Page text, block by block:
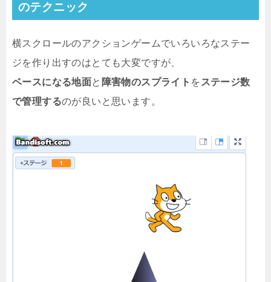
のテクニック
横スクロールのアクションゲームでいろいろなステー
ジを作り出すのはとても大変ですが、
ベースになる地面と 障害物のスプライト を ステージ数
で管理するのが良いと思います。